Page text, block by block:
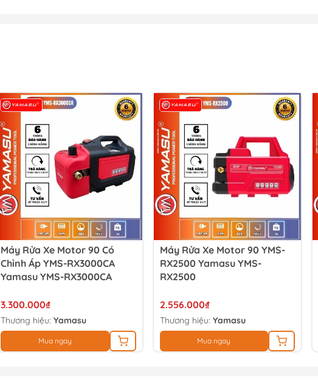
Máy Rửa Xe Motor 90 Có
Chỉnh Áp YMS-RX3000CA
Yamasu YMS-RX3000CA
3.300.000₫
Thương hiệu:Yamasu
Mua ngay
Máy Rửa Xe Motor 90 YMS-
RX2500 Yamasu YMS-
RX2500
2.556.000₫
Thương hiệu: Yamasu
Mua ngay